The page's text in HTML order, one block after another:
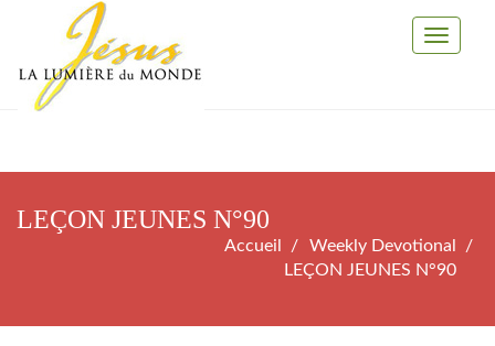
Toggle
LEÇON JEUNES N°90
Accueil
Weekly Devotional
LEÇON JEUNES N°90